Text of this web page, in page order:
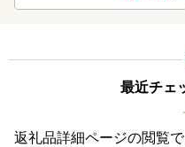
最近チェ
返礼品詳細ページの閲覧